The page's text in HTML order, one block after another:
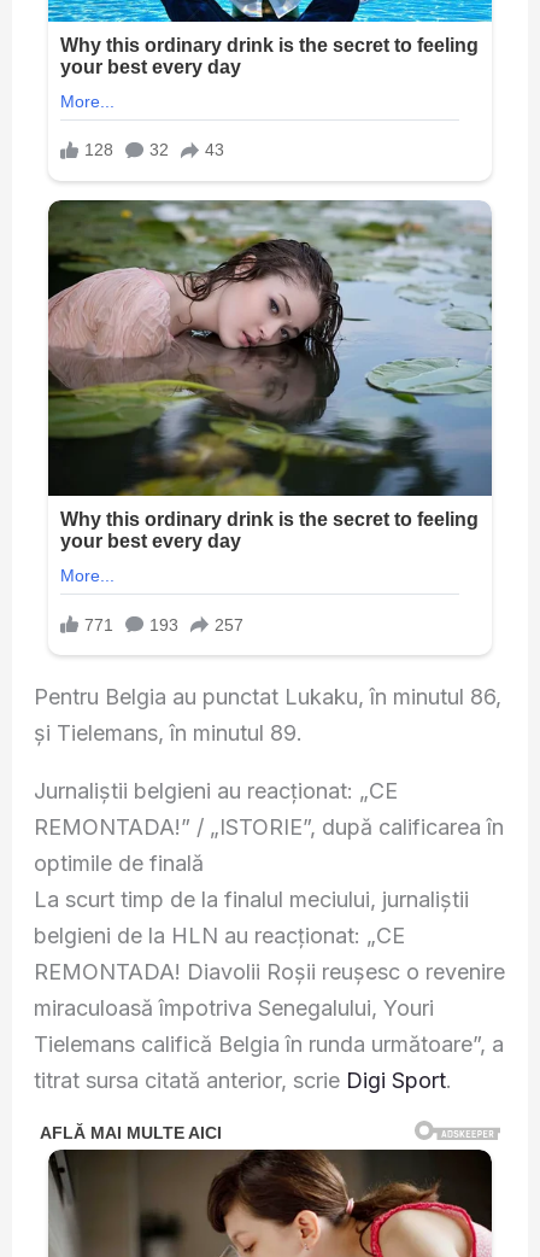
Pentru Belgia au punctat Lukaku, în minutul 86,
şi Tielemans, în minutul 89.
Jurnaliștii belgieni au reacționat: „CE
REMONTADA!” / „ISTORIE”, după calificarea în
optimile de finală
La scurt timp de la finalul meciului, jurnaliștii
belgieni de la HLN au reacționat: „CE
REMONTADA! Diavolii Roșii reușesc o revenire
miraculoasă împotriva Senegalului, Youri
Tielemans califică Belgia în runda următoare”, a
titrat sursa citată anterior, scrie Digi Sport.